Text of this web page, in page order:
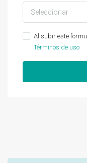
Seleccionar
Al subir este
Términos de uso